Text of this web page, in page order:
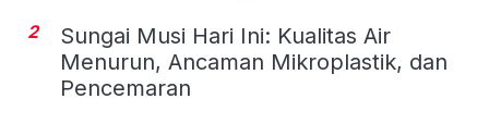
2
Sungai Musi Hari Ini: Kualitas Air
Menurun, Ancaman Mikroplastik, dan
Pencemaran